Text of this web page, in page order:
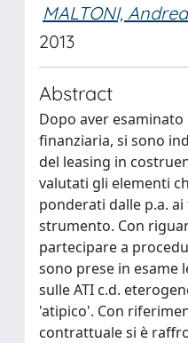
MALTONI, Andrea
2013
Abstract
Dopo aver
finanziaria, si sono
del leasing in
valutati gli elementi
ponderati dalle p.a.
strumento. Con
partecipare a
sono prese in esame
sulle ATI c.d.
'atipico'. Con
contrattuale si è